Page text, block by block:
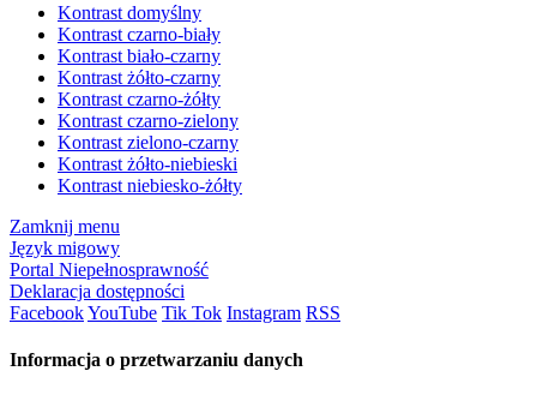
Kontrast domyślny
Kontrast czarno-biały
Kontrast biało-czarny
Kontrast żółto-czarny
Kontrast czarno-żółty
Kontrast czarno-zielony
Kontrast zielono-czarny
Kontrast żółto-niebieski
Kontrast niebiesko-żółty
Zamknij menu
Język migowy
Portal Niepełnosprawność
Deklaracja dostępności
FacebookYouTube Tik Tok Instagram RSS
Informacja o przetwarzaniu danych